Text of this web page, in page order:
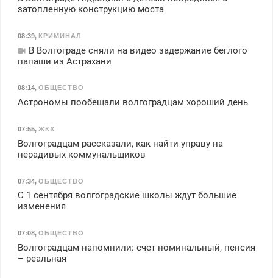
затопленную конструкцию моста
08:39, КРИМИНАЛ
В Волгограде сняли на видео задержание беглого
папаши из Астрахани
08:14, ОБЩЕСТВО
Астрономы пообещали волгоградцам хороший день
07:55, ЖКХ
Волгоградцам рассказали, как найти управу на
нерадивых коммунальщиков
07:34, ОБЩЕСТВО
С 1 сентября волгоградские школы ждут большие
изменения
07:08, ОБЩЕСТВО
Волгоградцам напомнили: счет номинальный, пенсия
– реальная